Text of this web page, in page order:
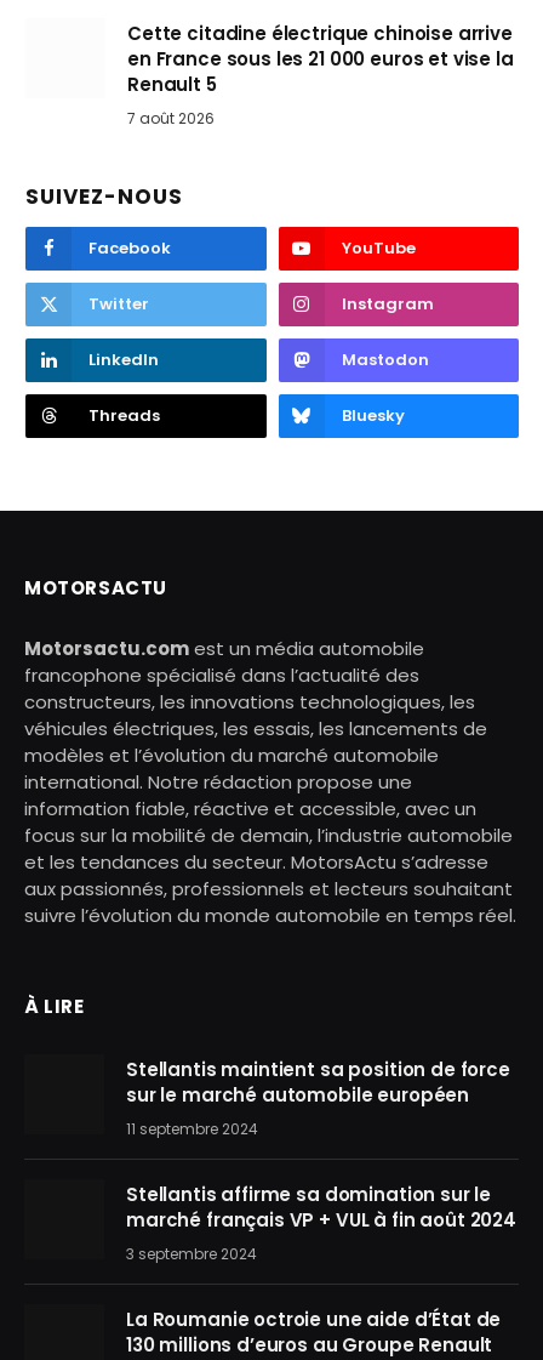
Cette citadine électrique chinoise arrive
en France sous les 21 000 euros et vise la
Renault 5
7 août 2026
SUIVEZ-NOUS
Facebook YouTube
Twitter Instagram
LinkedIn Mastodon
Threads Bluesky
MOTORSACTU
Motorsactu.comest un média automobile
francophone spécialisé dans l’actualité des
constructeurs, les innovations technologiques, les
véhicules électriques, les essais, les lancements de
modèles et l’évolution du marché automobile
international. Notre rédaction propose une
information fiable, réactive et accessible, avec un
focus sur la mobilité de demain, l’industrie automobile
et les tendances du secteur. MotorsActu s’adresse
aux passionnés, professionnels et lecteurs souhaitant
suivre l’évolution du monde automobile en temps réel.
À LIRE
Stellantis maintient sa position de force
sur le marché automobile européen
11 septembre 2024
Stellantis affirme sa domination sur le
marché français VP + VUL à fin août 2024
3 septembre 2024
La Roumanie octroie une aide d’État de
130 millions d’euros au Groupe Renault